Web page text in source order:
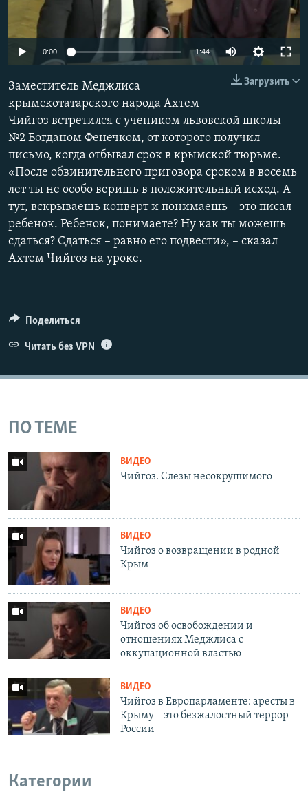
ПОБЕДИТЕЛЕЙ НЕ СУДЯТ?
КРЫМ.НЕПОКОРЕННЫЙ
ELIFBE
УКРАИНСКАЯ ПРОБЛЕМА КРЫМА
ПРИСОЕДИНЯЙТЕСЬ!
Все сайты RFE/RL
0:00 1:44
Загрузить
Заместитель Меджлиса
крымскотатарского народа Ахтем
Чийгоз встретился с учеником львовской школы
№2 Богданом Фенечком, от которого получил
письмо, когда отбывал срок в крымской тюрьме.
«После обвинительного приговора сроком в восемь
лет ты не особо веришь в положительный исход. А
тут, вскрываешь конверт и понимаешь – это писал
ребенок. Ребенок, понимаете? Ну как ты можешь
сдаться? Сдаться – равно его подвести», – сказал
Ахтем Чийгоз на уроке.
Поделиться
Читать без VPN
ПО ТЕМЕ
ВИДЕО
Чийгоз. Слезы несокрушимого
ВИДЕО
Чийгоз о возвращении в родной
Крым
ВИДЕО
Чийгоз об освобождении и
отношениях Меджлиса с
оккупационной властью
ВИДЕО
Чийгоз в Европарламенте: аресты в
Крыму – это безжалостный террор
России
Категории